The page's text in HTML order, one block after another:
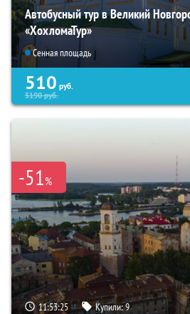
Автобусный тур в Великий
«ХохломаТур»
Сенная площадь
510 руб.
5190руб.
-51%
11:53:24 Купили:9